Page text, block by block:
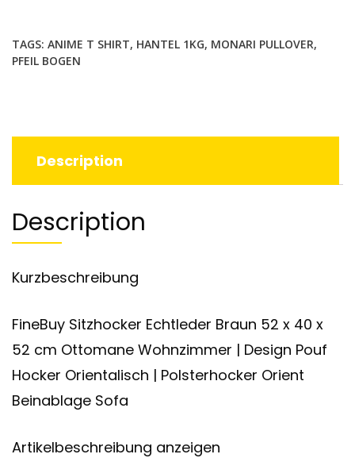
TAGS: ANIME T SHIRT, HANTEL 1KG, MONARI PULLOVER,
PFEIL BOGEN
Description
Description
Kurzbeschreibung
FineBuy Sitzhocker Echtleder Braun 52 x 40 x
52 cm Ottomane Wohnzimmer | Design Pouf
Hocker Orientalisch | Polsterhocker Orient
Beinablage Sofa
Artikelbeschreibung anzeigen